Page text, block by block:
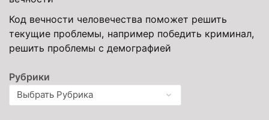
Код вечности человечества поможет решить
текущие проблемы, например победить криминал,
решить проблемы с демографией
Рубрики